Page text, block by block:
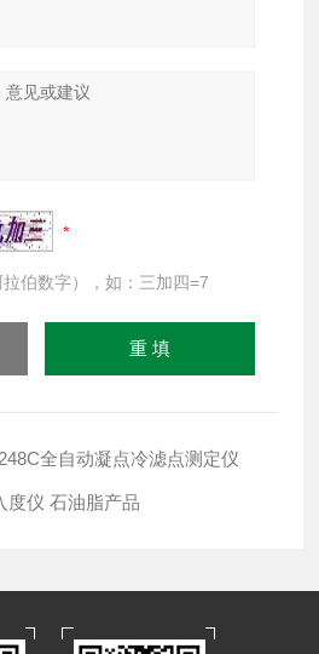
伯数字），如：三加四=7
全自动凝点冷滤点测定仪
度仪 石油脂产品